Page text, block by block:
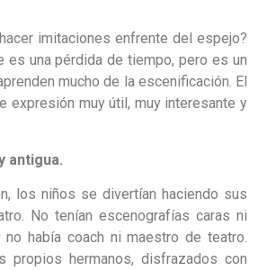
imitaciones enfrente del espejo?
es una pérdida de tiempo, pero es un
mucho de la escenificación. El
expresión muy útil, muy interesante y
antigua.
los niños se divertían haciendo sus
No tenían escenografías caras ni
había coach ni maestro de teatro.
propios hermanos, disfrazados con